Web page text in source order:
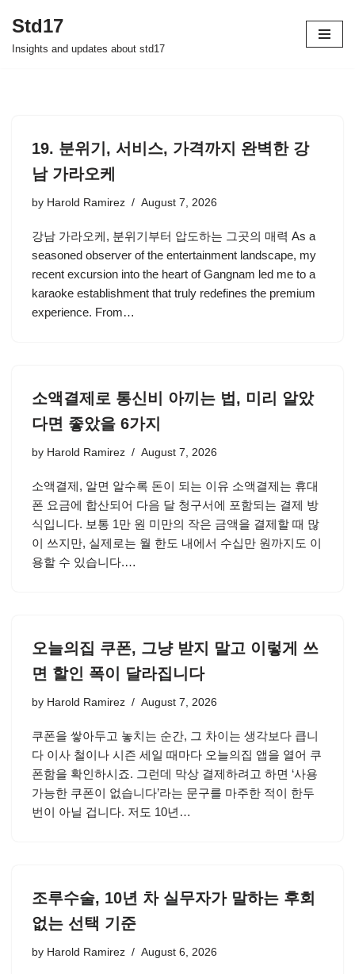
Skip
Std17
Insights and updates about std17
19. 분위기, 서비스, 가격까지 완벽한 강
남 가라오케
by Harold Ramirez August 7, 2026
강남 가라오케, 분위기부터 압도하는 그곳의 매력 As a
seasoned observer of the entertainment landscape, my
recent excursion into the heart of Gangnam led me to a
karaoke establishment that truly redefines the premium
experience. From…
소액결제로 통신비 아끼는 법, 미리 알았
다면 좋았을 6가지
by Harold Ramirez August 7, 2026
소액결제, 알면 알수록 돈이 되는 이유 소액결제는 휴대
폰 요금에 합산되어 다음 달 청구서에 포함되는 결제 방
식입니다. 보통 1만 원 미만의 작은 금액을 결제할 때 많
이 쓰지만, 실제로는 월 한도 내에서 수십만 원까지도 이
용할 수 있습니다.…
오늘의집 쿠폰, 그냥 받지 말고 이렇게 쓰
면 할인 폭이 달라집니다
by Harold Ramirez August 7, 2026
쿠폰을 쌓아두고 놓치는 순간, 그 차이는 생각보다 큽니
다 이사 철이나 시즌 세일 때마다 오늘의집 앱을 열어 쿠
폰함을 확인하시죠. 그런데 막상 결제하려고 하면 ‘사용
가능한 쿠폰이 없습니다’라는 문구를 마주한 적이 한두
번이 아닐 겁니다. 저도 10년…
조루수술, 10년 차 실무자가 말하는 후회
없는 선택 기준
by Harold Ramirez August 6, 2026